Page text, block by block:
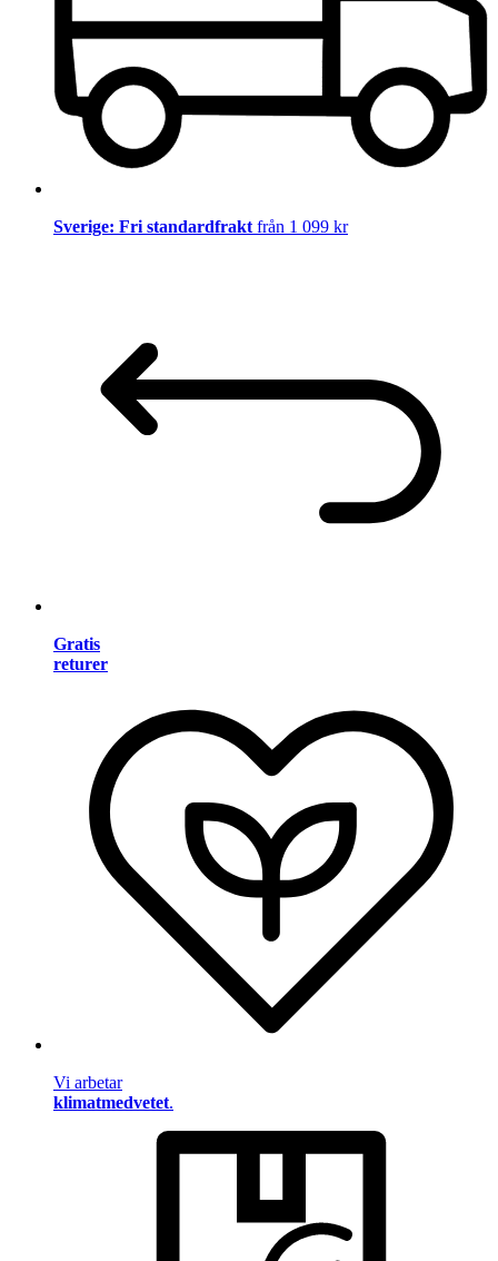
Sverige: Fri standardfrakt från 1 099 kr
Gratis
returer
Vi arbetar
klimatmedvetet.